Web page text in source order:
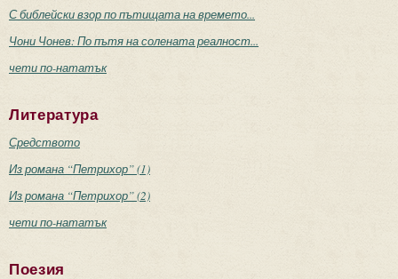
С библейски взор по пътищата на времето...
Чони Чонев: По пътя на солената реалност...
чети по-нататък
Литература
Средството
Из романа “Петрихор” (1)
Из романа “Петрихор” (2)
чети по-нататък
Поезия